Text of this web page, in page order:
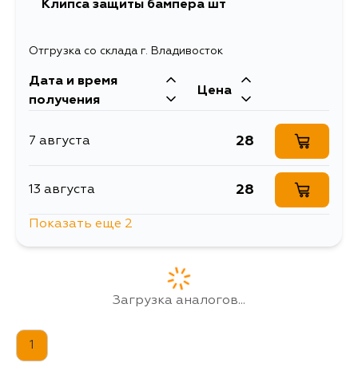
Клипса защиты бампера шт
Отгрузка со склада г. Владивосток
Дата и время
получения
Цена
7 августа 28
13 августа 28
Показать еще 2
Загрузка аналогов...
1